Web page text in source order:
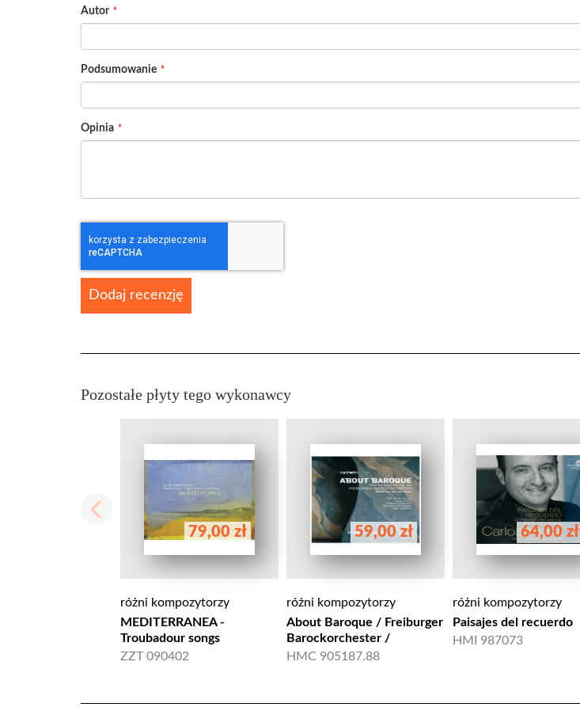
star
stars
stars
stars
stars
Autor
Podsumowanie
Opinia
Dodaj recenzję
Pozostałe płyty tego wykonawcy
79,00 zł
różni kompozytorzy
MEDITERRANEA -
Troubadour songs
ZZT 090402
59,00 zł
różni kompozytorzy
About Baroque / Freiburger
Barockorchester /
HMC 905187.88
64,00 zł
różni kompozytorzy
Paisajes del recuerdo
HMI 987073